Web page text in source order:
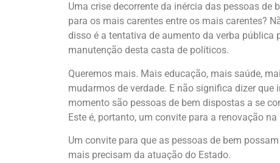
Uma crise decorrente da inércia das pessoas
para os mais carentes entre os mais carentes?
disso é a tentativa de aumento da verba pública
manutenção desta casta de políticos.
Queremos mais. Mais educação, mais saúde,
mudarmos de verdade. E não significa dizer
momento são pessoas de bem dispostas a se
Este é, portanto, um convite para a renovação
Um convite para que as pessoas de bem
mais precisam da atuação do Estado.